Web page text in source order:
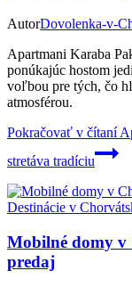
AutorDovolenka-v-
Apartmani Karaba
ponúkajúc hostom
voľbou pre tých, čo
atmosférou.
Pokračovať v čítaní
stretáva tradíciu
Destinácie v
Mobilné domy v
predaj